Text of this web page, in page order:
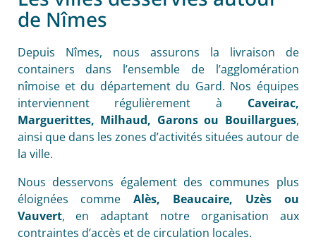
de Nîmes
Depuis Nîmes, nous assurons la livraison de
containers dans l’ensemble de l’agglomération
nîmoise et du département du Gard. Nos équipes
interviennent régulièrement à Caveirac,
Marguerittes, Milhaud, Garons ou Bouillargues,
ainsi que dans les zones d’activités situées autour de
la ville.
Nous desservons également des communes plus
éloignées commeAlès, Beaucaire, Uzès ou
Vauvert, en adaptant notre organisation aux
contraintes d’accès et de circulation locales.